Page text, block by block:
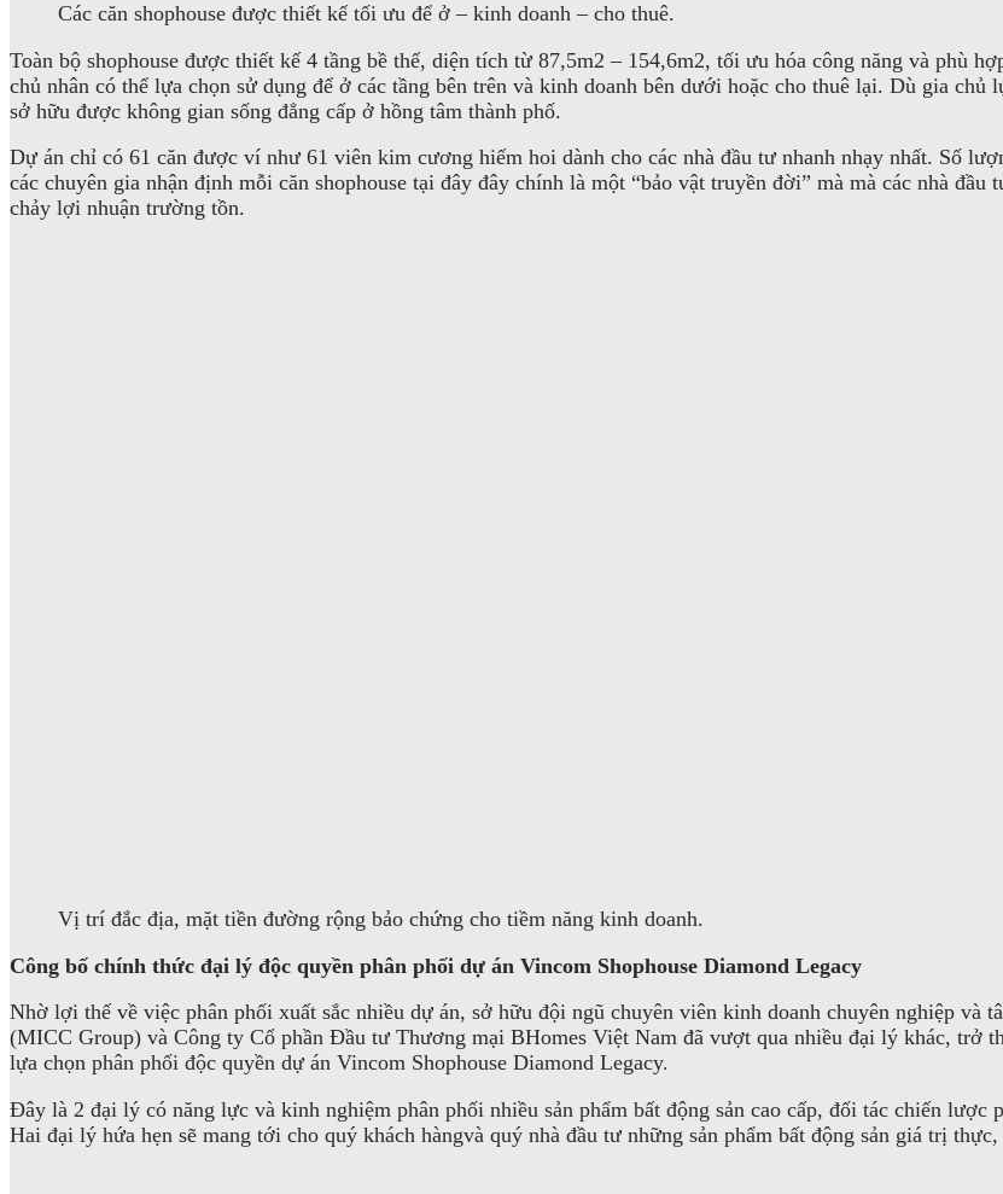
Các căn shophouse được thiết kế tối ưu để ở – kinh doanh – cho thuê.
Toàn bộ shophouse được thiết kế 4 tầng bề thế, diện tích từ 87,5m2 – 154,6m2, tối ưu hóa công năng và phù
chủ nhân có thể lựa chọn sử dụng để ở các tầng bên trên và kinh doanh bên dưới hoặc cho thuê lại. Dù gia
sở hữu được không gian sống đẳng cấp ở hồng tâm thành phố.
Dự án chỉ có 61 căn được ví như 61 viên kim cương hiếm hoi dành cho các nhà đầu tư nhanh nhạy nhất. Số
các chuyên gia nhận định mỗi căn shophouse tại đây đây chính là một “bảo vật truyền đời” mà mà các nhà
chảy lợi nhuận trường tồn.
Vị trí đắc địa, mặt tiền đường rộng bảo chứng cho tiềm năng kinh doanh.
Công bố chính thức đại lý độc quyền phân phối dự án Vincom Shophouse Diamond Legacy
Nhờ lợi thế về việc phân phối xuất sắc nhiều dự án, sở hữu đội ngũ chuyên viên kinh doanh chuyên nghiệp và
(MICC Group) và Công ty Cổ phần Đầu tư Thương mại BHomes Việt Nam đã vượt qua nhiều đại lý khác, trở
lựa chọn phân phối độc quyền dự án Vincom Shophouse Diamond Legacy.
Đây là 2 đại lý có năng lực và kinh nghiệm phân phối nhiều sản phẩm bất động sản cao cấp, đối tác chiến lược
Hai đại lý hứa hẹn sẽ mang tới cho quý khách hàngvà quý nhà đầu tư những sản phẩm bất động sản giá trị